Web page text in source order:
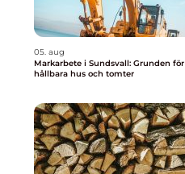
05. aug
Markarbete i Sundsvall: Grunden för
hållbara hus och tomter